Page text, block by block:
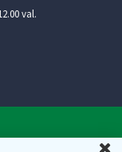
val.
Lietuvos